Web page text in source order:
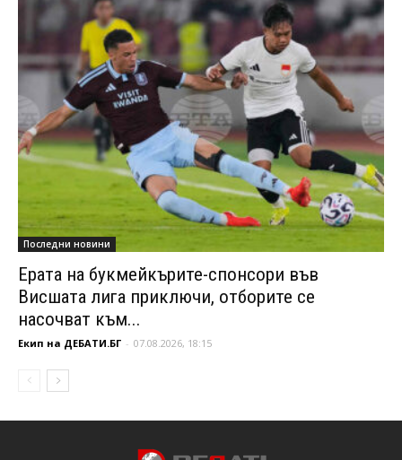
Последни новини
Ерата на букмейкърите-спонсори във
Висшата лига приключи, отборите се
насочват към...
Екип на ДЕБАТИ.БГ - 07.08.2026, 18:15